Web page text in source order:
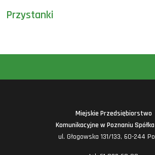
Przystanki
Miejskie Przedsiębiorstwo
Komunikacyjne w Poznaniu
ul. Głogowska 131/133, 60-244